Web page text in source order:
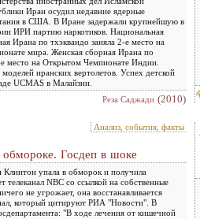
Иран осудил недавние ядерные
в США. В Иране задержали крупнейшую в
ИРИ партию наркотиков. Национальная
Ирана по тхэквандо заняла 2-е место на
мира. Женская сборная Ирана по
е место на Открытом Чемпионате Индии.
иранских вертолетов. Успех детской
UCMAS в Малайзии.
Реза Саджади (2010)
Анализ, события, факты
Госдеп в шоке
упала в обморок и получила
телеканал NBC со ссылкой на собственные
не угрожает, она восстанавливается
который цитируют РИА "Новости". В
"В ходе лечения от кишечной